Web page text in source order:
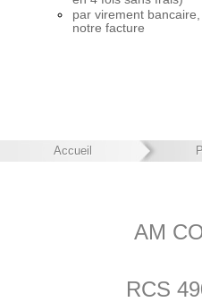
par virement
notre facture
Accueil
AM
RCS